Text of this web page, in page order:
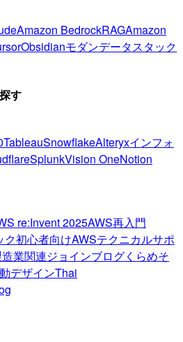
Amazon BedrockRAGAmazon
Obsidianモダンデータスタック
す
TableauSnowflakeAlteryxインフォ
SplunkVision OneNotion
re:Invent 2025AWS再入門
ク初心者向けAWSテクニカルサポ
業関連ジョインブログくらめそ
デザインThai